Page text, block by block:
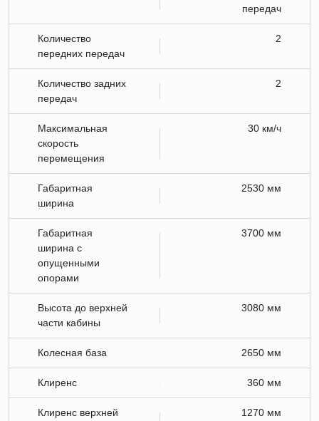
передач
Количество
передних передач
2
Количество задних
передач
2
Максимальная
скорость
перемещения
30 км/ч
Габаритная
ширина
2530 мм
Габаритная
ширина с
опущенными
опорами
3700 мм
Высота до верхней
части кабины
3080 мм
Колесная база 2650 мм
Клиренс 360 мм
Клиренс верхней
1270 мм